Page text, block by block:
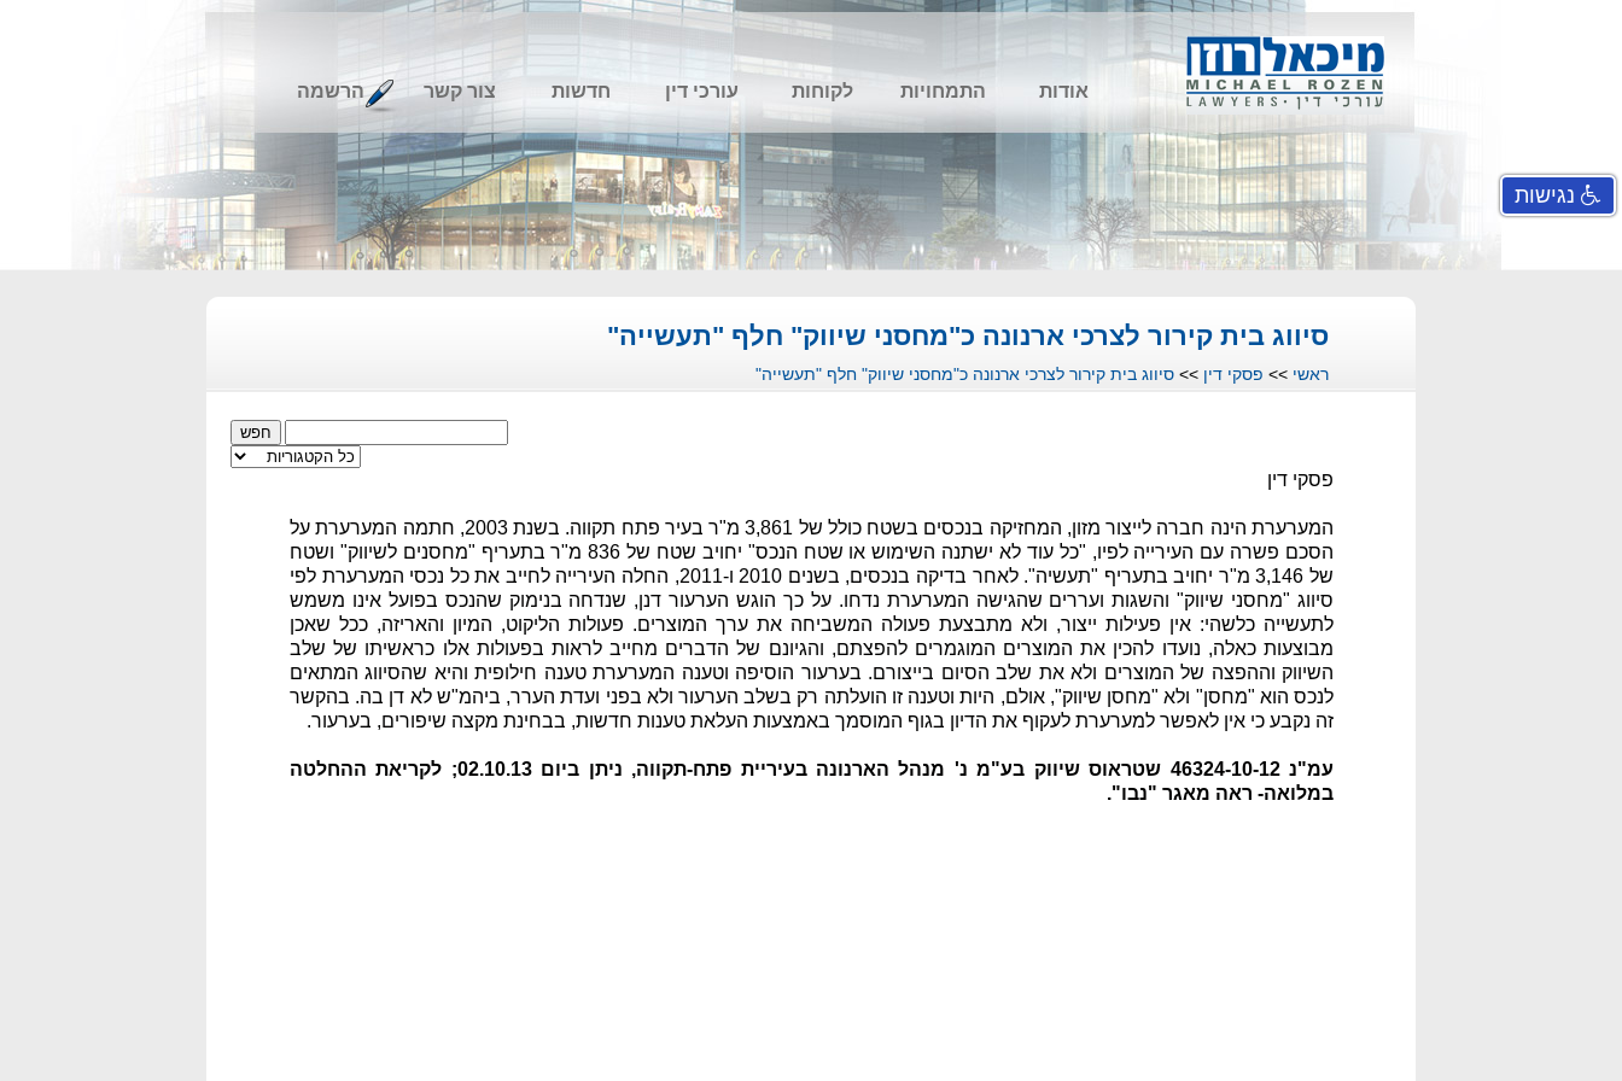
אודות התמחויות לקוחות עורכי דין חדשות צור קשר הרשמה
סיווג בית קירור לצרכי ארנונה כ"מחסני שיווק" חלף "תעשייה"
ראשי >> פסקי דין >> סיווג בית קירור לצרכי ארנונה כ"מחסני שיווק" חלף "תעשייה"
פסקי דין
המערערת הינה חברה לייצור מזון, המחזיקה בנכסים בשטח כולל של 3,861 מ"ר בעיר פתח תקווה. בשנת 2003, חתמה המערערת על
הסכם פשרה עם העירייה לפיו, "כל עוד לא ישתנה השימוש או שטח הנכס" יחויב שטח של 836 מ"ר בתעריף "מחסנים לשיווק" ושטח
של 3,146 מ"ר יחויב בתעריף "תעשיה". לאחר בדיקה בנכסים, בשנים 2010 ו-2011, החלה העירייה לחייב את כל נכסי המערערת לפי
סיווג "מחסני שיווק" והשגות ועררים שהגישה המערערת נדחו. על כך הוגש הערעור דנן, שנדחה בנימוק שהנכס בפועל אינו משמש
לתעשייה כלשהי: אין פעילות ייצור, ולא מתבצעת פעולה המשביחה את ערך המוצרים. פעולות הליקוט, המיון והאריזה, ככל שאכן
מבוצעות כאלה, נועדו להכין את המוצרים המוגמרים להפצתם, והגיונם של הדברים מחייב לראות בפעולות אלו כראשיתו של שלב
השיווק וההפצה של המוצרים ולא את שלב הסיום בייצורם. בערעור הוסיפה וטענה המערערת טענה חילופית והיא שהסיווג המתאים
לנכס הוא "מחסן" ולא "מחסן שיווק", אולם, היות וטענה זו הועלתה רק בשלב הערעור ולא בפני ועדת הערר, ביהמ"ש לא דן בה. בהקשר
זה נקבע כי אין לאפשר למערערת לעקוף את הדיון בגוף המוסמך באמצעות העלאת טענות חדשות, בבחינת מקצה שיפורים, בערעור.
עמ"נ 46324-10-12 שטראוס שיווק בע"מ נ' מנהל הארנונה בעיריית פתח-תקווה, ניתן ביום 02.10.13; לקריאת ההחלטה
במלואה- ראה מאגר "נבו".
נגישות